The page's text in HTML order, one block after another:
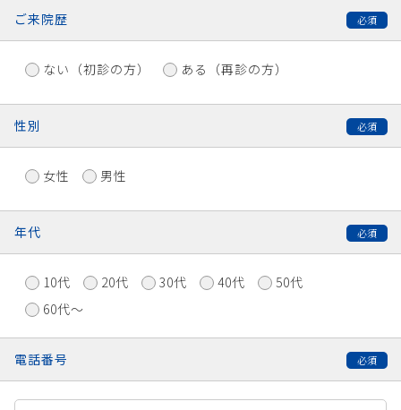
ご来院歴
ない（初診の方） ある（再診の方）
性別
女性 男性
年代
10代 20代 30代 40代
50代
60代〜
電話番号